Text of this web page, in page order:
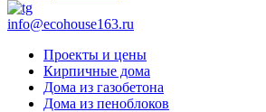
info@ecohouse163.ru
Проекты и цены
Кирпичные дома
Дома из газобетона
Дома из пеноблоков